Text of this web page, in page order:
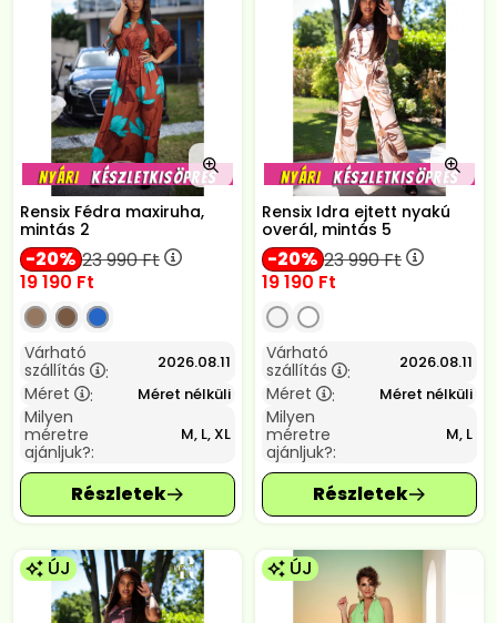
Rensix Fédra maxiruha,
mintás 2
20 23 990Ft
19 190 Ft
Várható
szállítás
: 2026.08.11
Méret : Méret nélküli
Milyen
méretre
ajánljuk?:
M, L, XL
Rensix Idra ejtett nyakú
overál, mintás 5
20 23 990Ft
19 190 Ft
Várható
szállítás
: 2026.08.11
Méret : Méret nélküli
Milyen
méretre
ajánljuk?:
M, L
ÚJ ÚJ